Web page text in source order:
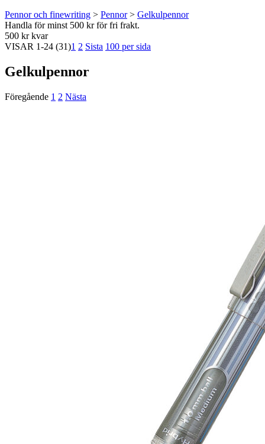
Pennor och finewriting > Pennor> Gelkulpennor
Handla för minst 500 kr för fri frakt.
500 kr kvar
VISAR 1-24 (31)1 2 Sista 100 per sida
Gelkulpennor
Föregående 1 2 Nästa